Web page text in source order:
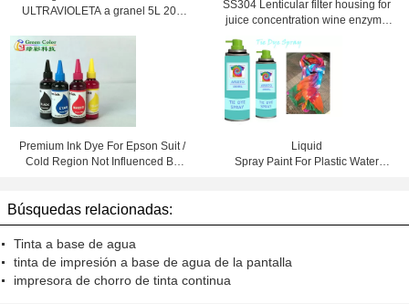
ULTRAVIOLETA a granel 5L 20L
SS304 Lenticular filter housing for
juice concentration wine enzyme
Premium Ink Dye For Epson Suit /
Cold Region Not Influenced By
Liquid
Spray Paint For Plastic Water
Búsquedas relacionadas:
Tinta a base de agua
tinta de impresión a base de agua de la pantalla
impresora de chorro de tinta continua